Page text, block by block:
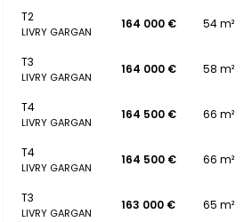
T2
LIVRY GARGAN
164 000 € 54 m²
T3
LIVRY GARGAN
164 000 € 58 m²
T4
LIVRY GARGAN
164 500 € 66 m²
T4
LIVRY GARGAN
164 500 € 66 m²
T3
LIVRY GARGAN
163 000 € 65 m²